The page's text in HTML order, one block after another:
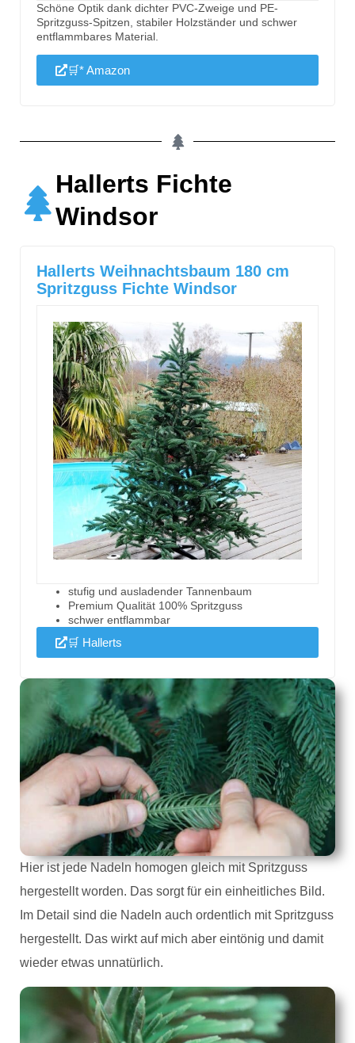
Schöne Optik dank dichter PVC-Zweige und PE-
Spritzguss-Spitzen, stabiler Holzständer und schwer
entflammbares Material.
🛒* Amazon
Hallerts Fichte
Windsor
Hallerts Weihnachtsbaum 180 cm
Spritzguss Fichte Windsor
stufig und ausladender Tannenbaum
Premium Qualität 100% Spritzguss
schwer entflammbar
🛒 Hallerts
Hier ist jede Nadeln homogen gleich mit Spritzguss
hergestellt worden. Das sorgt für ein einheitliches Bild.
Im Detail sind die Nadeln auch ordentlich mit Spritzguss
hergestellt. Das wirkt auf mich aber eintönig und damit
wieder etwas unnatürlich.